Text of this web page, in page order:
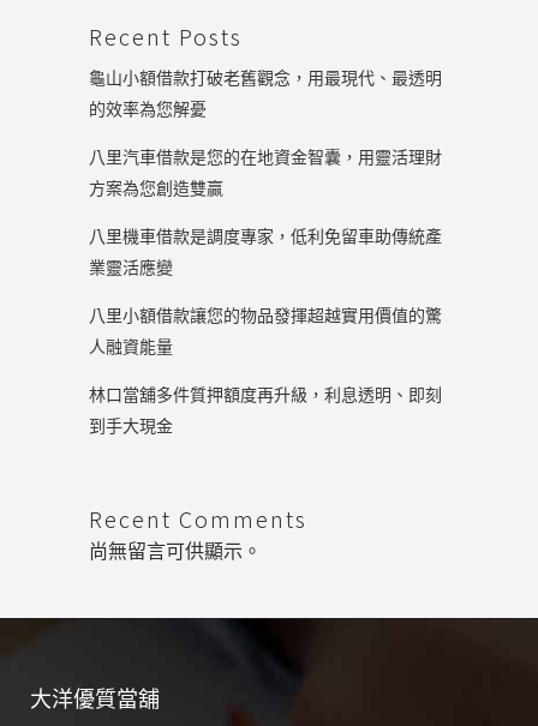
Recent Posts
龜山小額借款打破老舊觀念，用最現代、最透明
的效率為您解憂
八里汽車借款是您的在地資金智囊，用靈活理財
方案為您創造雙贏
八里機車借款是調度專家，低利免留車助傳統產
業靈活應變
八里小額借款讓您的物品發揮超越實用價值的驚
人融資能量
林口當舖多件質押額度再升級，利息透明、即刻
到手大現金
Recent Comments
尚無留言可供顯示。
大洋優質當舖